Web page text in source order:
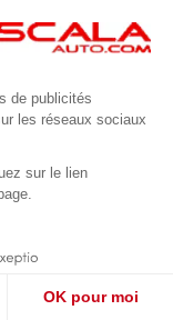
de publicités
les réseaux sociaux
sur le lien
OK pour moi
à vos questions !